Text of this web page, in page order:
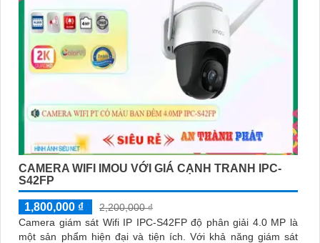
CAMERA WIFI IMOU VỚI GIÁ CẠNH TRANH IPC-
S42FP
1,800,000 ₫
2,200,000 ₫
Camera giám sát Wifi IP IPC-S42FP độ phân giải 4.0 MP là
một sản phẩm hiện đại và tiện ích. Với khả năng giám sát